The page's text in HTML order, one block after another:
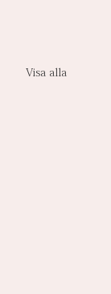
Visa alla